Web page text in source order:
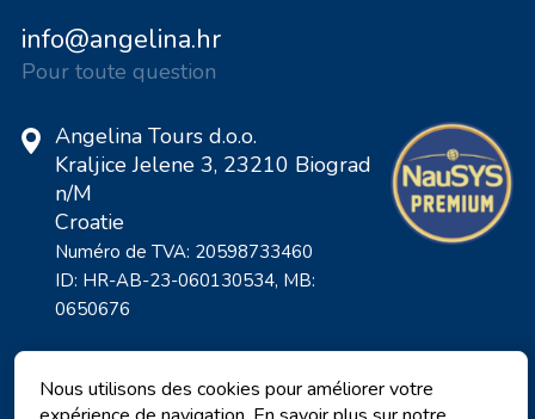
info@angelina.hr
Pour toute question
Angelina Tours d.o.o.
Kraljice Jelene 3, 23210 Biograd
n/M
Croatie
Numéro de TVA: 20598733460
ID: HR-AB-23-060130534, MB:
0650676
Nous utilisons des cookies pour améliorer votre